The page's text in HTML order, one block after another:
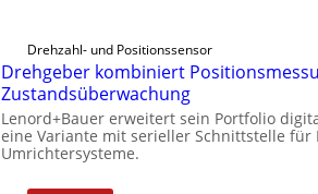
Drehzahl- und Positionssensor
Drehgeber kombiniert
Zustandsüberwachung
Lenord+Bauer erweitert sein Portfolio
eine Variante mit serieller Schnittstelle für
Umrichtersysteme.